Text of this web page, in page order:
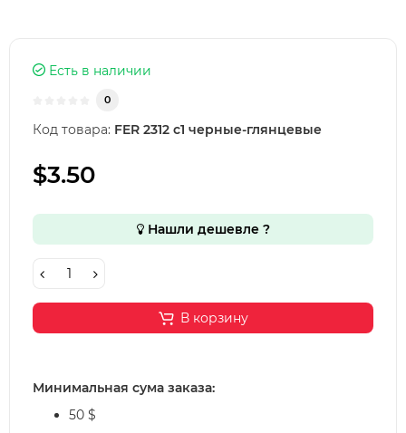
Есть в наличии
0
Код товара: FER 2312 с1 черные-глянцевые
$3.50
Нашли дешевле ?
В корзину
Минимальная сума заказа:
50 $